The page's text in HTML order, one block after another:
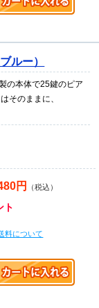
ルー）
の本体で25鍵のピア
そのままに、
円 （税込）
ト
料について